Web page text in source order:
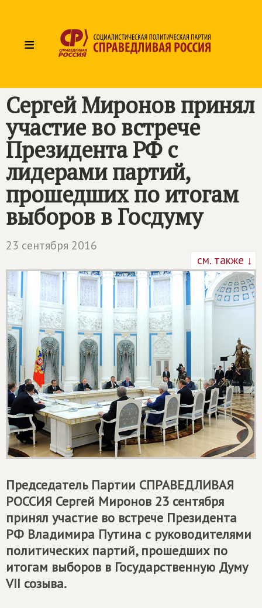
≡
Сергей Миронов принял
участие во встрече
Президента РФ с
лидерами партий,
прошедших по итогам
выборов в Госдуму
23 сентября 2016
см. также ↓
Председатель Партии СПРАВЕДЛИВАЯ
РОССИЯ Сергей Миронов 23 сентября
принял участие во встрече Президента
РФ Владимира Путина с руководителями
политических партий, прошедших по
итогам выборов в Государственную Думу
VII созыва.